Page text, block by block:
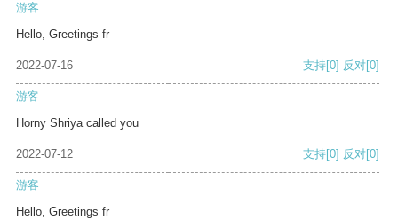
游客
Hello, Greetings fr
2022-07-16 支持[0] 反对[0]
游客
Horny Shriya called you
2022-07-12 支持[0] 反对[0]
游客
Hello, Greetings fr